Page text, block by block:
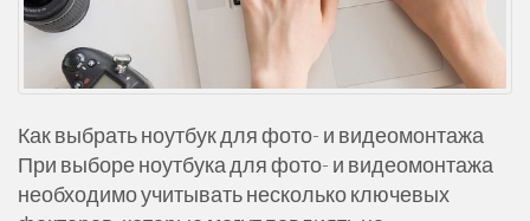
Как выбрать ноутбук для фото- и видеомонтажа
При выборе ноутбука для фото- и видеомонтажа
необходимо учитывать несколько ключевых